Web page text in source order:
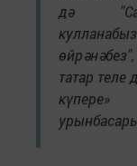
дә
татар теле